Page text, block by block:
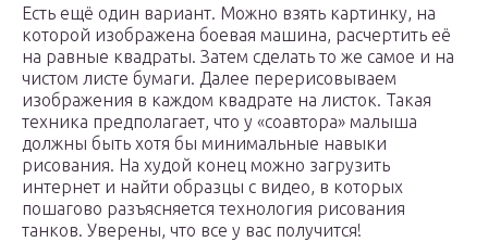
Есть ещё один вариант. Можно взять картинку, на
которой изображена боевая машина, расчертить её
на равные квадраты. Затем сделать то же самое и на
чистом листе бумаги. Далее перерисовываем
изображения в каждом квадрате на листок. Такая
техника предполагает, что у «соавтора» малыша
должны быть хотя бы минимальные навыки
рисования. На худой конец можно загрузить
интернет и найти образцы с видео, в которых
пошагово разъясняется технология рисования
танков. Уверены, что все у вас получится!